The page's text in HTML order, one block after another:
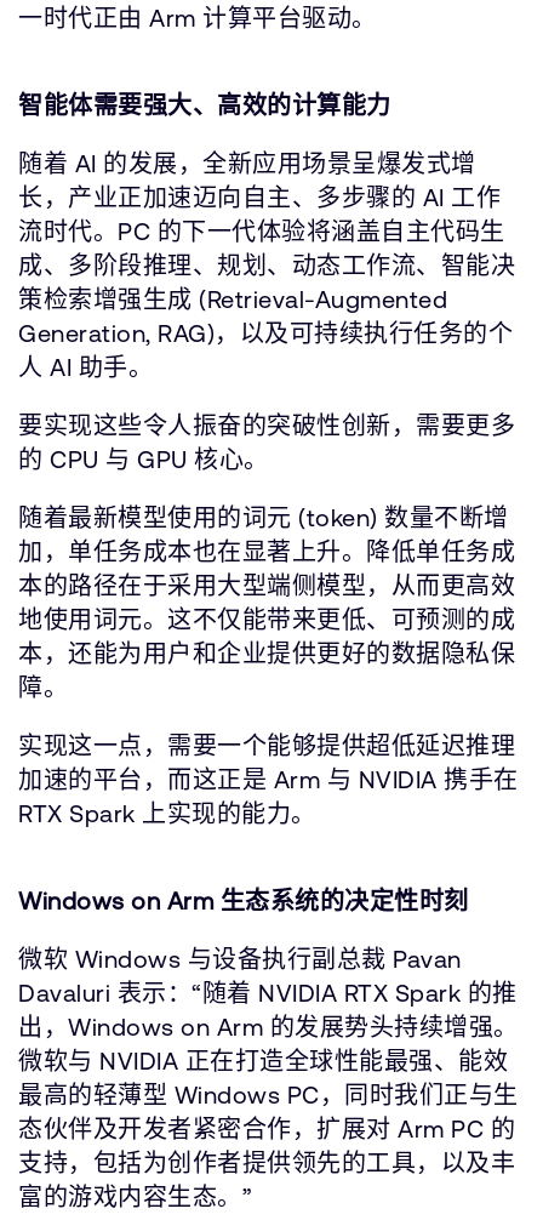
一时代正由 Arm 计算平台驱动。
智能体需要强大、高效的计算能力
随着 AI 的发展，全新应用场景呈爆发式增
长，产业正加速迈向自主、多步骤的 AI 工作
流时代。PC 的下一代体验将涵盖自主代码生
成、多阶段推理、规划、动态工作流、智能决
策检索增强生成 (Retrieval-Augmented
Generation, RAG)，以及可持续执行任务的个
人 AI 助手。
要实现这些令人振奋的突破性创新，需要更多
的 CPU 与 GPU 核心。
随着最新模型使用的词元 (token) 数量不断增
加，单任务成本也在显著上升。降低单任务成
本的路径在于采用大型端侧模型，从而更高效
地使用词元。这不仅能带来更低、可预测的成
本，还能为用户和企业提供更好的数据隐私保
障。
实现这一点，需要一个能够提供超低延迟推理
加速的平台，而这正是 Arm 与 NVIDIA 携手在
RTX Spark 上实现的能力。
Windows on Arm 生态系统的决定性时刻
微软 Windows 与设备执行副总裁 Pavan
Davaluri 表示：“随着 NVIDIA RTX Spark 的推
出，Windows on Arm 的发展势头持续增强。
微软与 NVIDIA 正在打造全球性能最强、能效
最高的轻薄型 Windows PC，同时我们正与生
态伙伴及开发者紧密合作，扩展对 Arm PC 的
支持，包括为创作者提供领先的工具，以及丰
富的游戏内容生态。”